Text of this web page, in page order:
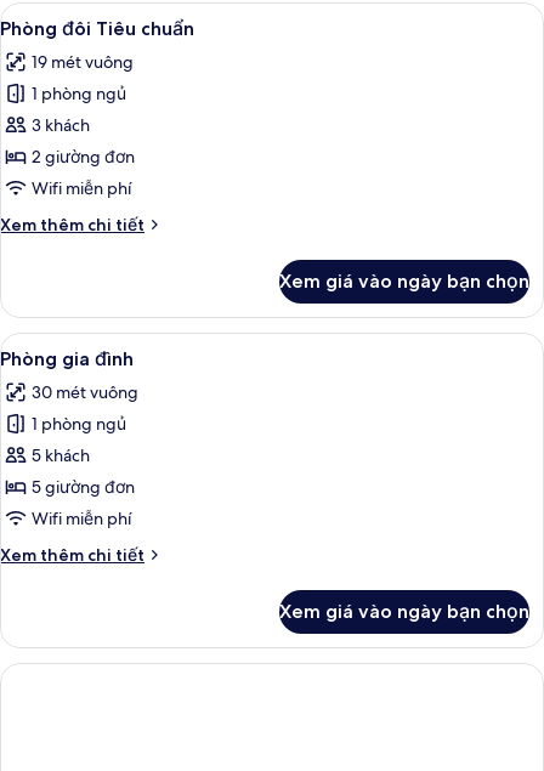
Tiêu
chuẩn
Xem
tất
cả
ảnh
Phòng
đôi
Tiêu
Bộ đồ giường kháng dị ứng, két
6
Phòng đôi Tiêu chuẩn
19 mét vuông
1 phòng ngủ
3 khách
2 giường đơn
Wifi miễn phí
Xem thêm chi tiết
Chi
Phòng
đôi
Tiêu
chuẩn
Xem giá vào ngày bạn chọn
Xem
tất
cả
ảnh
Phòng
gia
đình
Bộ đồ giường kháng dị ứng, két
5
Phòng gia đình
30 mét vuông
1 phòng ngủ
5 khách
5 giường đơn
Wifi miễn phí
Xem thêm chi tiết
Chi
Phòng
gia
đình
Xem giá vào ngày bạn chọn